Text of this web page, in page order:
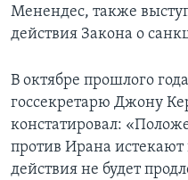
Менендес, также
действия Закона о
В октябре прошлого
госсекретарю Джону
констатировал:
против Ирана истекают
действия не будет